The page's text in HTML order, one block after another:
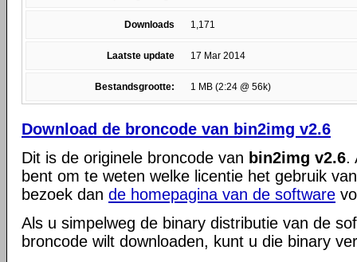
Downloads 1,171
Laatste update 17 Mar 2014
Bestandsgrootte: 1 MB (2:24 @ 56k)
Download de broncode van bin2img v2.6
Dit is de originele broncode van bin2img v2.6.
bent om te weten welke licentie het gebruik
bezoek dan de homepagina van de software
Als u simpelweg de binary distributie van de
broncode wilt downloaden, kunt u die binary